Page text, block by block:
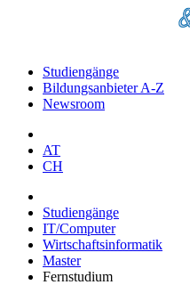
Studiengänge
Bildungsanbieter A-Z
Newsroom
AT
CH
Studiengänge
IT/Computer
Wirtschaftsinformatik
Master
Fernstudium